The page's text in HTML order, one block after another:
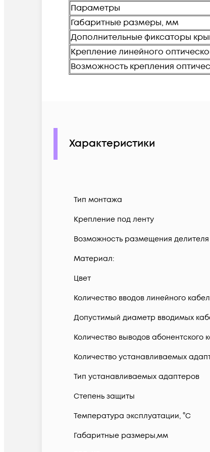
Параметры
Габаритные размеры, мм
Дополнительные фиксаторы
Крепление линейного
Возможность крепления
Характеристики
Тип монтажа
Крепление под ленту
Возможность размещения делителя
Материал:
Цвет
Количество вводов линейного
Допустимый диаметр вводимых
Количество выводов абонентского
Количество устанавливаемых
Тип устанавливаемых адаптеров
Степень защиты
Температура эксплуатации, °C
Габаритные размеры,мм